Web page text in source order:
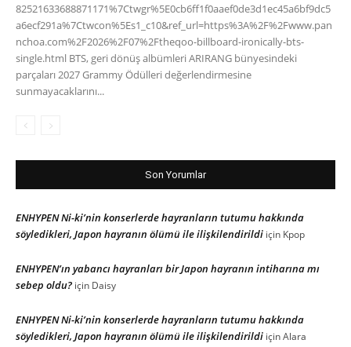
82521633688871171%7Ctwgr%5E0cb6ff1f0aaef0de3d1ec45a6bf9dc5
a6ecf291a%7Ctwcon%5Es1_c10&ref_url=https%3A%2F%2Fwww.pan
nchoa.com%2F2026%2F07%2Ftheqoo-billboard-ironically-bts-
single.html BTS, geri dönüş albümleri ARIRANG bünyesindeki
parçaları 2027 Grammy Ödülleri değerlendirmesine
sunmayacaklarını...
Son Yorumlar
ENHYPEN Ni-ki’nin konserlerde hayranların tutumu hakkında
söyledikleri, Japon hayranın ölümü ile ilişkilendirildi için Kpop
ENHYPEN’ın yabancı hayranları bir Japon hayranın intiharına mı
sebep oldu? için Daisy
ENHYPEN Ni-ki’nin konserlerde hayranların tutumu hakkında
söyledikleri, Japon hayranın ölümü ile ilişkilendirildi içinAlara